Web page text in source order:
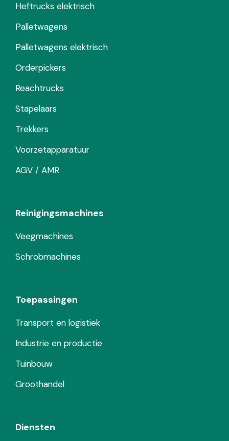
Heftrucks elektrisch
Palletwagens
Palletwagens elektrisch
Orderpickers
Reachtrucks
Stapelaars
Trekkers
Voorzetapparatuur
AGV / AMR
Reinigingsmachines
Veegmachines
Schrobmachines
Toepassingen
Transport en logistiek
Industrie en productie
Tuinbouw
Groothandel
Diensten